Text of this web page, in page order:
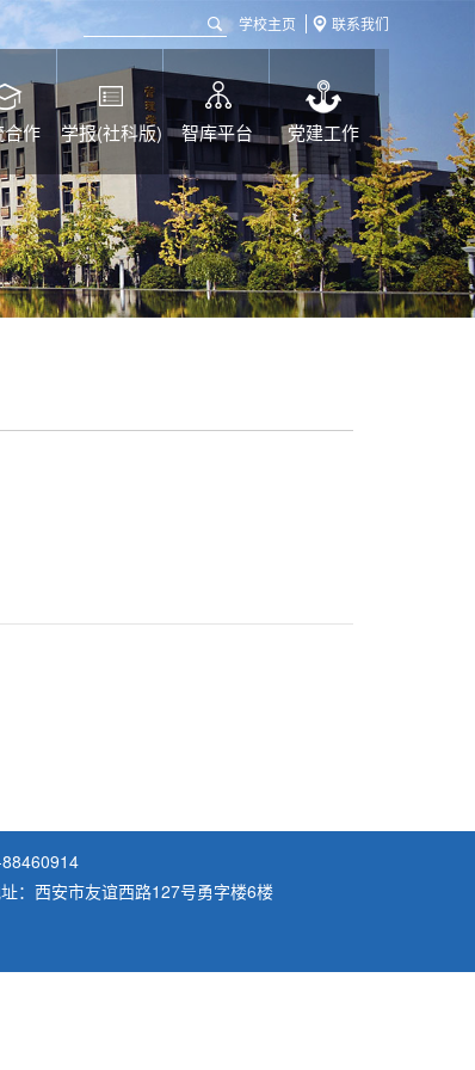
学校主页 联系我们
合作 学报(社科版) 智库平台 党建工作
：西安市友谊西路127号勇字楼6楼